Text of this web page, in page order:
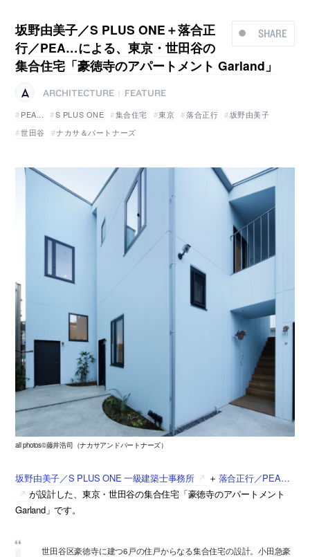
SHARE
坂野由美子／S PLUS ONE＋落合正
行／PEA…による、東京・世田谷の
集合住宅「豪徳寺のアパートメント Garland」
ARCHITECTURE
FEATURE
PEA...
S PLUS ONE 集合住宅 東京 落合正行
坂野由美子
世田谷
ナカサ＆パートナーズ
all photos©藤井浩司（ナカサアンドパートナーズ）
坂野由美子／S PLUS ONE 一級建築士事務所 ＋ 落合正行／PEA…
が設計した、東京・世田谷の集合住宅「豪徳寺のアパートメント
Garland」です。
世田谷区豪徳寺に建つ6戸の住戸からなる集合住宅の設計。小田急豪